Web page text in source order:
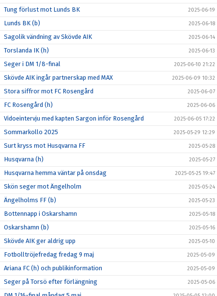
Tung förlust mot Lunds BK 2025-06-19
Lunds BK (b) 2025-06-18
Sagolik vändning av Skövde AIK 2025-06-14
Torslanda IK (h) 2025-06-13
Seger i DM 1/8-final 2025-06-10 21:22
Skövde AIK ingår partnerskap med MAX 2025-06-09 10:32
Stora siffror mot FC Rosengård 2025-06-07
FC Rosengård (h) 2025-06-06
Vidoeintervju med kapten Sargon inför Rosengård 2025-06-05 17:22
Sommarkollo 2025 2025-05-29 12:29
Surt kryss mot Husqvarna FF 2025-05-28
Husqvarna (h) 2025-05-27
Husqvarna hemma väntar på onsdag 2025-05-25 19:47
Skön seger mot Ängelholm 2025-05-24
Ängelholms FF (b) 2025-05-23
Bottennapp i Oskarshamn 2025-05-18
Oskarshamn (b) 2025-05-16
Skövde AIK ger aldrig upp 2025-05-10
Fotbolltröjefredag fredag 9 maj 2025-05-09
Ariana FC (h) och publikinformation 2025-05-09
Seger på Torsö efter förlängning 2025-05-06